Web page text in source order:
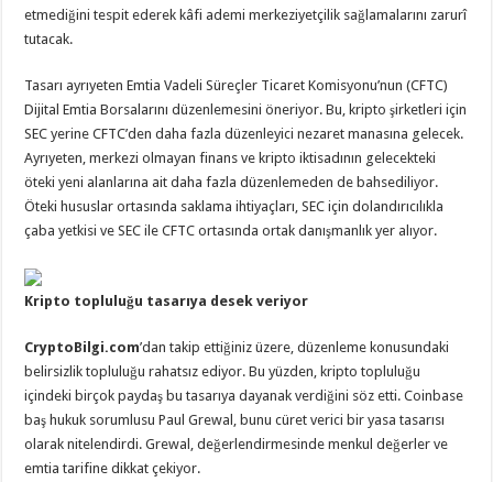
etmediğini tespit ederek kâfi ademi merkeziyetçilik sağlamalarını zarurî
tutacak.
Tasarı ayrıyeten Emtia Vadeli Süreçler Ticaret Komisyonu’nun (CFTC)
Dijital Emtia Borsalarını düzenlemesini öneriyor. Bu, kripto şirketleri için
SEC yerine CFTC’den daha fazla düzenleyici nezaret manasına gelecek.
Ayrıyeten, merkezi olmayan finans ve kripto iktisadının gelecekteki
öteki yeni alanlarına ait daha fazla düzenlemeden de bahsediliyor.
Öteki hususlar ortasında saklama ihtiyaçları, SEC için dolandırıcılıkla
çaba yetkisi ve SEC ile CFTC ortasında ortak danışmanlık yer alıyor.
Kripto topluluğu tasarıya desek veriyor
CryptoBilgi.com’dan takip ettiğiniz üzere, düzenleme konusundaki
belirsizlik topluluğu rahatsız ediyor. Bu yüzden, kripto topluluğu
içindeki birçok paydaş bu tasarıya dayanak verdiğini söz etti. Coinbase
baş hukuk sorumlusu Paul Grewal, bunu cüret verici bir yasa tasarısı
olarak nitelendirdi. Grewal, değerlendirmesinde menkul değerler ve
emtia tarifine dikkat çekiyor.